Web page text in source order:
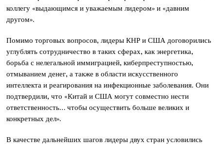
коллегу «выдающимся и уважаемым лидером» и «давним
другом».
Помимо торговых вопросов, лидеры КНР и США договорились
углублять сотрудничество в таких сферах, как энергетика,
борьба с нелегальной иммиграцией, киберпреступностью,
отмыванием денег, а также в области искусственного
интеллекта и реагирования на инфекционные заболевания. Они
подтвердили, что «Китай и США могут совместно нести
ответственность… чтобы осуществить больше великих и
конкретных дел».
В качестве дальнейших шагов лидеры двух стран условились